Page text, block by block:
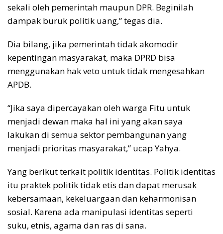
sekali oleh pemerintah maupun DPR. Beginilah
dampak buruk politik uang,” tegas dia.
Dia bilang, jika pemerintah tidak akomodir
kepentingan masyarakat, maka DPRD bisa
menggunakan hak veto untuk tidak mengesahkan
APDB.
“Jika saya dipercayakan oleh warga Fitu untuk
menjadi dewan maka hal ini yang akan saya
lakukan di semua sektor pembangunan yang
menjadi prioritas masyarakat,” ucap Yahya.
Yang berikut terkait politik identitas. Politik identitas
itu praktek politik tidak etis dan dapat merusak
kebersamaan, kekeluargaan dan keharmonisan
sosial. Karena ada manipulasi identitas seperti
suku, etnis, agama dan ras di sana.